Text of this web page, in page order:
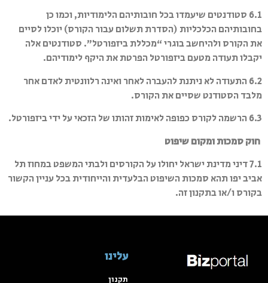
6.1 סטודנטים שיעמדו בכל חובותיהם הלימודיות, וכמו כן
בחובותיהם הכלכליות (הסדרת תשלום עבור הקורס) יוכלו לסיים
את הקורס ולהיחשב בוגרי “מכללת ביזפורטל”. סטודנטים אלה
יקבלו תעודה מטעם ביזפורטל הפרטת את היקף לימודיהם.
6.2 התעודה לא ניתנת להעברה לאחר ואינה רלוונטית לאדם אחר
מלבד הסטודנט שסיים את הקורס.
6.3 הרשמה לקורס כפופה לאימות זהותו של הזכאי על ידי ביזפורטל.
חוק סמכות ומקום שיפוט
7.1 דיני מדינת ישראל יחולו על הקורסים ולבתי המשפט במחוז תל
אביב יפו תהא סמכות השיפוט הבלעדית והייחודית בכל עניין הקשור
בקורס ו/או בתקנון זה.
עלינו
תקנון